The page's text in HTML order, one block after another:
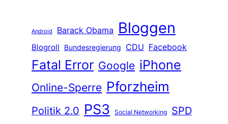
Android Barack Obama Bloggen
Blogroll Bundesregierung CDU Facebook
Fatal Error Google iPhone
Online-Sperre Pforzheim
Politik 2.0 PS3 Social Networking
SPD